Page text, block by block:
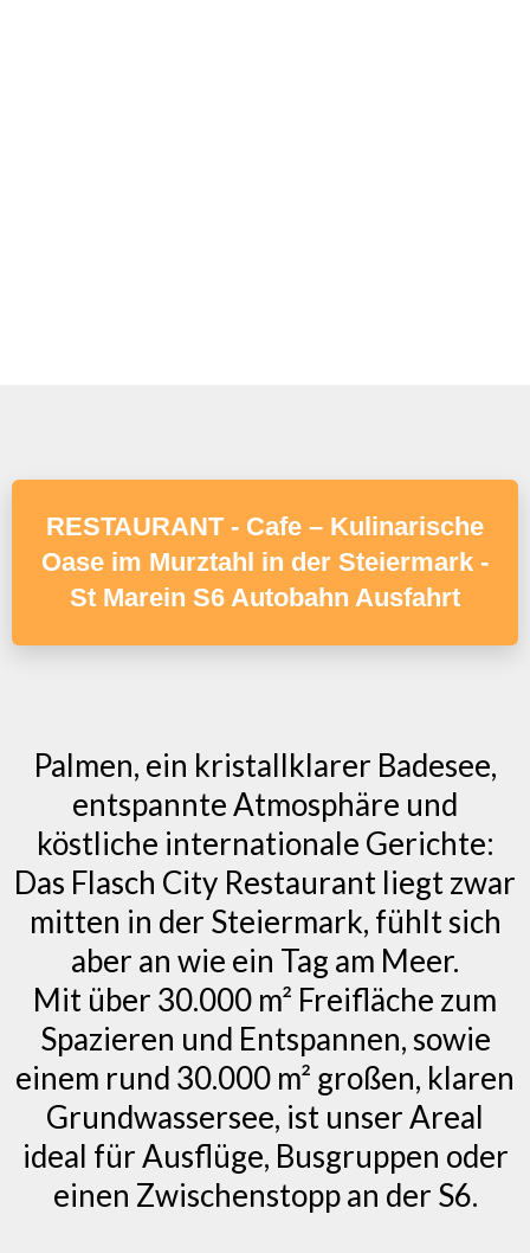
RESTAURANT - Cafe – Kulinarische
Oase im Murztahl in der Steiermark -
St Marein S6 Autobahn Ausfahrt
Palmen, ein kristallklarer Badesee,
entspannte Atmosphäre und
köstliche internationale Gerichte:
Das Flasch City Restaurant liegt zwar
mitten in der Steiermark, fühlt sich
aber an wie ein Tag am Meer.
Mit über 30.000 m² Freifläche zum
Spazieren und Entspannen, sowie
einem rund 30.000 m² großen, klaren
Grundwassersee, ist unser Areal
ideal für Ausflüge, Busgruppen oder
einen Zwischenstopp an der S6.